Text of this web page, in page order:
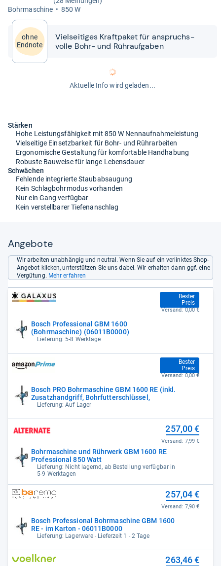
Bohr­ma­schine
850 W
ohne
Endnote
Viel­sei­ti­ges Kraft­pa­ket für anspruchs­
volle Bohr-​​ und Rühr­auf­ga­ben
Aktuelle Info wird geladen...
Stärken
Hohe Leistungsfähigkeit mit 850 W Nennaufnahmeleistung
Vielseitige Einsetzbarkeit für Bohr- und Rührarbeiten
Ergonomische Gestaltung für komfortable Handhabung
Robuste Bauweise für lange Lebensdauer
Schwächen
Fehlende integrierte Staubabsaugung
Kein Schlagbohrmodus vorhanden
Nur ein Gang verfügbar
Kein verstellbarer Tiefenanschlag
Angebote
Wir arbeiten unabhängig und neutral. Wenn Sie auf ein verlinktes Shop-
Angebot klicken, unterstützen Sie uns dabei. Wir erhalten dann ggf. eine
Vergütung. Mehr erfahren
Bosch Professional GBM 1600
(Bohrmaschine) (06011B0000)
Lieferung: 5-8 Werktage
Bester
Preis
247,05 €
Versand: 0,00 €
Bosch PRO Bohrmaschine GBM 1600 RE (inkl.
Zusatzhandgriff, Bohrfutterschlüssel,
Lieferung: Auf Lager
Bester
Preis
247,05 €
Versand: 0,00 €
Bohrmaschine und Rührwerk GBM 1600 RE
Professional 850 Watt
Lieferung: Nicht lagernd, ab Bestellung verfügbar in
5-9 Werktagen
257,00 €
Versand: 7,99 €
Bosch Professional Bohrmaschine GBM 1600
RE - im Karton - 06011B0000
Lieferung: Lagerware - Lieferzeit 1 - 2 Tage
257,04 €
Versand: 7,90 €
263,46 €